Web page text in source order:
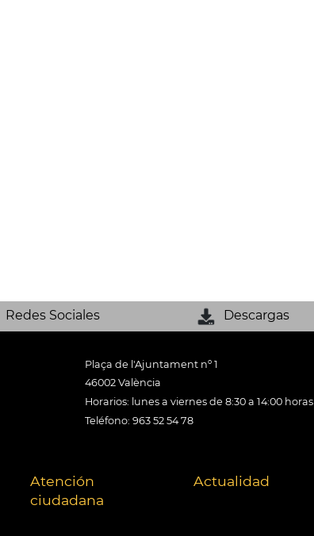
Redes Sociales Descargas
Plaça de l'Ajuntament nº 1
46002 València
Horarios: lunes a viernes de 8:30 a 14:00 horas
Teléfono: 963 52 54 78
Atención
ciudadana
Actualidad